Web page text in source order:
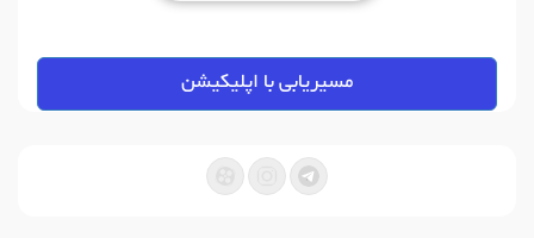
مسیریابی با اپلیکیشن